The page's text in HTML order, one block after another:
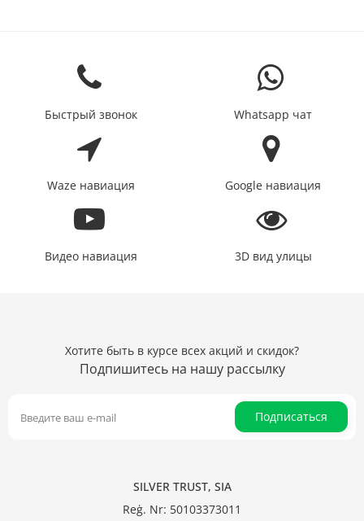
Быстрый звонок Whatsapp чат
Waze навиация Google навиация
Видео навиация 3D вид улицы
Хотите быть в курсе всех акций и скидок?
Подпишитесь на нашу рассылку
Подписаться
SILVER TRUST, SIA
Reģ. Nr: 50103373011